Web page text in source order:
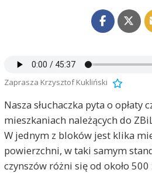
Zaprasza Krzysztof Kukliński
Nasza słuchaczka pyta o opłaty
mieszkaniach należących do
W jednym z bloków jest klika
powierzchni, w taki samym
czynszów różni się od około 500